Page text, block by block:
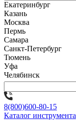
Екатеринбург
Казань
Москва
Пермь
Самара
Санкт-Петербург
Тюмень
Уфа
Челябинск
8(800)600-80-15
Каталог инструмента